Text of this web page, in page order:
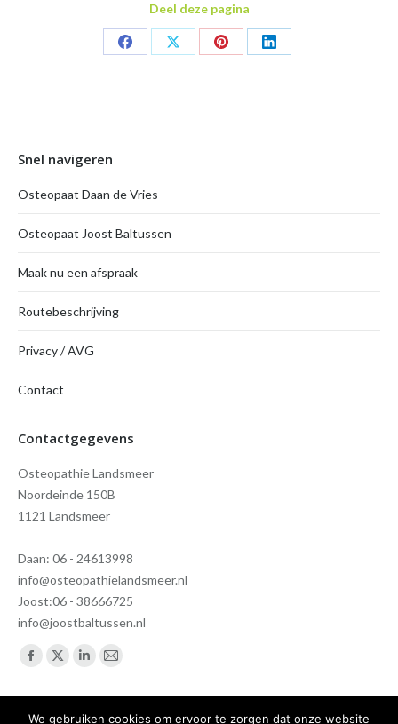
Deel deze pagina
Share
Share
Share
Share
Snel navigeren
Osteopaat Daan de Vries
Osteopaat Joost Baltussen
Maak nu een afspraak
Routebeschrijving
Privacy / AVG
Contact
Contactgegevens
Osteopathie Landsmeer
Noordeinde 150B
1121 Landsmeer
Daan: 06 - 24613998
info@osteopathielandsmeer.nl
Joost:06 - 38666725
info@joostbaltussen.nl
Vind ons op:
Facebook
opens
X
opens
Linkedin
opens
Mail
opens
We gebruiken cookies om ervoor te zorgen dat onze website